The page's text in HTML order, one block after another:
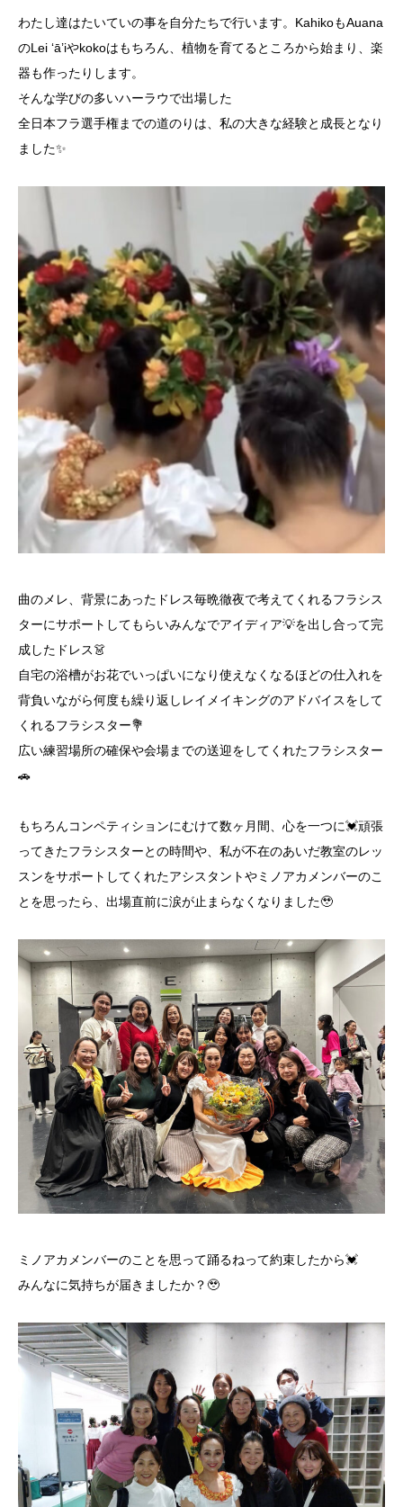
わたし達はたいていの事を自分たちで行います。KahikoもAuana
のLei ‘ā’iやkokoはもちろん、植物を育てるところから始まり、楽
器も作ったりします。
そんな学びの多いハーラウで出場した
全日本フラ選手権までの道のりは、私の大きな経験と成長となり
ました✨
曲のメレ、背景にあったドレス毎晩徹夜で考えてくれるフラシス
ターにサポートしてもらいみんなでアイディア💡を出し合って完
成したドレス👗
自宅の浴槽がお花でいっぱいになり使えなくなるほどの仕入れを
背負いながら何度も繰り返しレイメイキングのアドバイスをして
くれるフラシスター💐
広い練習場所の確保や会場までの送迎をしてくれたフラシスター
🚗
もちろんコンペティションにむけて数ヶ月間、心を一つに💓頑張
ってきたフラシスターとの時間や、私が不在のあいだ教室のレッ
スンをサポートしてくれたアシスタントやミノアカメンバーのこ
とを思ったら、出場直前に涙が止まらなくなりました🥹
ミノアカメンバーのことを思って踊るねって約束したから💓
みんなに気持ちが届きましたか？🥹